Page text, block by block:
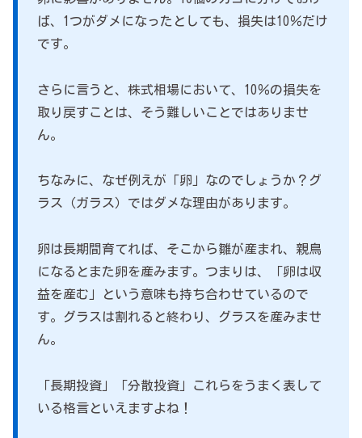
ば、1つがダメになったとしても、損失は10％だけ
です。
さらに言うと、株式相場において、10％の損失を
取り戻すことは、そう難しいことではありませ
ん。
ちなみに、なぜ例えが「卵」なのでしょうか？グ
ラス（ガラス）ではダメな理由があります。
卵は長期間育てれば、そこから雛が産まれ、親鳥
になるとまた卵を産みます。つまりは、「卵は収
益を産む」という意味も持ち合わせているので
す。グラスは割れると終わり、グラスを産みませ
ん。
「長期投資」「分散投資」これらをうまく表して
いる格言といえますよね！